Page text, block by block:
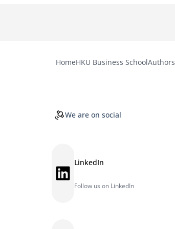
HomeHKU Business SchoolAuthors
We are on social
LinkedIn LinkedIn
Follow us on LinkedIn